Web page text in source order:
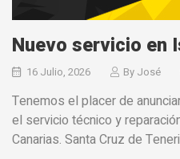
Nuevo servicio en
16 Julio, 2026 By José
Tenemos el placer de
el servicio técnico y
Canarias. Santa Cruz de